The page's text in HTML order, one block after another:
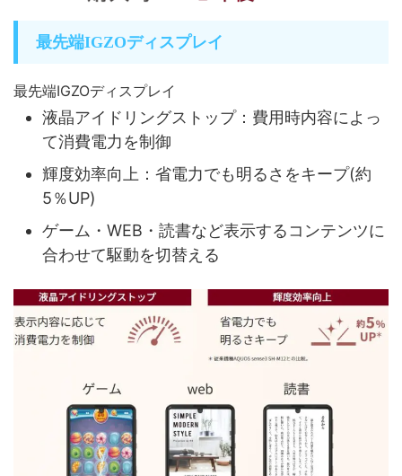
最先端IGZOディスプレイ
最先端IGZOディスプレイ
液晶アイドリングストップ：費用時内容によっ
て消費電力を制御
輝度効率向上：省電力でも明るさをキープ(約
5％UP)
ゲーム・WEB・読書など表示するコンテンツに
合わせて駆動を切替える